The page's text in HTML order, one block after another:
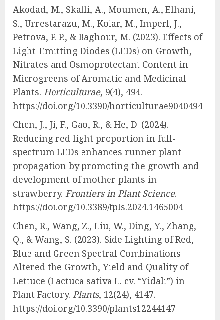
Akodad, M., Skalli, A., Moumen, A., Elhani,
S., Urrestarazu, M., Kolar, M., Imperl, J.,
Petrova, P. P., & Baghour, M. (2023). Effects of
Light-Emitting Diodes (LEDs) on Growth,
Nitrates and Osmoprotectant Content in
Microgreens of Aromatic and Medicinal
Plants. Horticulturae, 9(4), 494.
https://doi.org/10.3390/horticulturae9040494
Chen, J., Ji, F., Gao, R., & He, D. (2024).
Reducing red light proportion in full-
spectrum LEDs enhances runner plant
propagation by promoting the growth and
development of mother plants in
strawberry. Frontiers in Plant Science.
https://doi.org/10.3389/fpls.2024.1465004
Chen, R., Wang, Z., Liu, W., Ding, Y., Zhang,
Q., & Wang, S. (2023). Side Lighting of Red,
Blue and Green Spectral Combinations
Altered the Growth, Yield and Quality of
Lettuce (Lactuca sativa L. cv. “Yidali”) in
Plant Factory. Plants, 12(24), 4147.
https://doi.org/10.3390/plants12244147